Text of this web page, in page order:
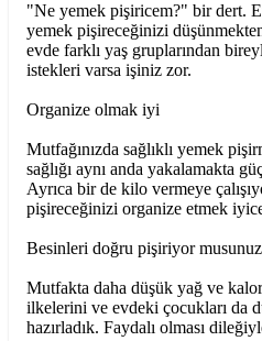
"Ne yemek pişiricem?" bir dert.
yemek pişireceğinizi
evde farklı yaş gruplarından
istekleri varsa işiniz zor.
Organize olmak iyi
Mutfağınızda sağlıklı yemek
sağlığı aynı anda yakalamakta
Ayrıca bir de kilo vermeye
pişireceğinizi organize etmek
Besinleri doğru pişiriyor
Mutfakta daha düşük yağ ve
ilkelerini ve evdeki çocukları da
hazırladık. Faydalı olması